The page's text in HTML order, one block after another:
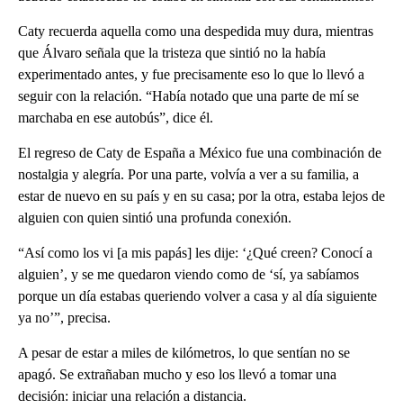
Caty recuerda aquella como una despedida muy dura, mientras
que Álvaro señala que la tristeza que sintió no la había
experimentado antes, y fue precisamente eso lo que lo llevó a
seguir con la relación. “Había notado que una parte de mí se
marchaba en ese autobús”, dice él.
El regreso de Caty de España a México fue una combinación de
nostalgia y alegría. Por una parte, volvía a ver a su familia, a
estar de nuevo en su país y en su casa; por la otra, estaba lejos de
alguien con quien sintió una profunda conexión.
“Así como los vi [a mis papás] les dije: ‘¿Qué creen? Conocí a
alguien’, y se me quedaron viendo como de ‘sí, ya sabíamos
porque un día estabas queriendo volver a casa y al día siguiente
ya no’”, precisa.
A pesar de estar a miles de kilómetros, lo que sentían no se
apagó. Se extrañaban mucho y eso los llevó a tomar una
decisión: iniciar una relación a distancia.